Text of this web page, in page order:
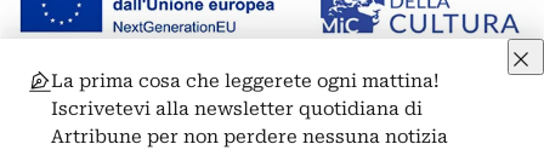
© 2011-2026 ARTRIBUNE srl – Corso Vittorio Emanuele II, 287 –
00186 Roma - P.I. 11381581005
Privacy: Responsabile della protezione dei dati personali
La prima cosa che leggerete ogni mattina!
Iscrivetevi alla newsletter quotidiana di
Artribune per non perdere nessuna notizia